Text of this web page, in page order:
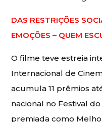
DAS RESTRIÇÕES
EMOÇÕES – QUEM
O filme teve estreia
Internacional de
acumula 11 prêmios
nacional no Festival do
premiada como